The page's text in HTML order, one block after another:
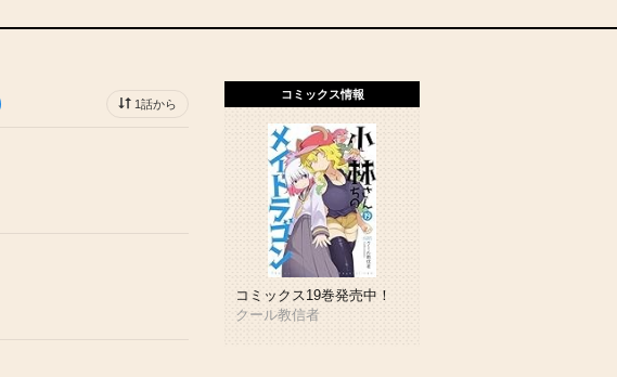
1話から
コミックス情報
コミックス19巻発売中！
クール教信者